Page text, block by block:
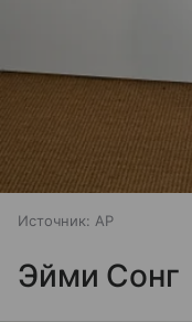
Источник: AP
Эйми Сонг